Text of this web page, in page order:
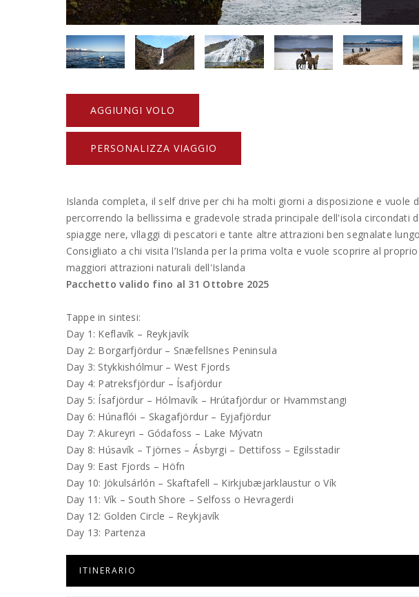
AGGIUNGI VOLO
PERSONALIZZA VIAGGIO
Islanda completa, il self drive per chi ha molti giorni a disposizione e vuole
percorrendo la bellissima e gradevole strada principale dell'isola circondati
spiagge nere, vllaggi di pescatori e tante altre attrazioni ben segnalate
Consigliato a chi visita l’Islanda per la prima volta e vuole scoprire al
maggiori attrazioni naturali dell'Islanda
Pacchetto valido fino al 31 Ottobre 2025
Tappe in sintesi:
Day 1: Keflavík – Reykjavík
Day 2: Borgarfjördur – Snæfellsnes Peninsula
Day 3: Stykkishólmur – West Fjords
Day 4: Patreksfjördur – Ísafjördur
Day 5: Ísafjördur – Hólmavík – Hrútafjördur or Hvammstangi
Day 6: Húnaflói – Skagafjördur – Eyjafjördur
Day 7: Akureyri – Gódafoss – Lake Mývatn
Day 8: Húsavík – Tjörnes – Ásbyrgi – Dettifoss – Egilsstadir
Day 9: East Fjords – Höfn
Day 10: Jökulsárlón – Skaftafell – Kirkjubæjarklaustur o Vík
Day 11: Vík – South Shore – Selfoss o Hevragerdi
Day 12: Golden Circle – Reykjavík
Day 13: Partenza
ITINERARIO